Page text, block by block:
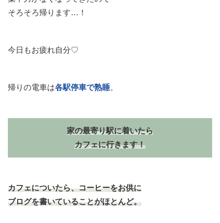
そろそろ帰ります…！
今日もお疲れ自分♡
帰りの電車は各駅停車で熟睡。
家の最寄り駅に着いたら
カフェに行きます！
カフェについたら、コーヒーをお供に
ブログを書いていることがほとんど。